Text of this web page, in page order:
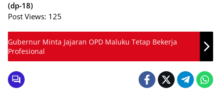
(dp-18)
Post Views: 125
Gubernur Minta Jajaran OPD Maluku Tetap Bekerja
Profesional